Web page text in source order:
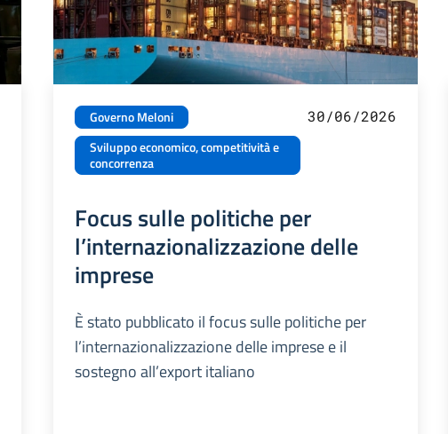
Governo Meloni
Sviluppo economico, competitività e
concorrenza
30/06/2026
Focus sulle politiche per
l’internazionalizzazione delle
imprese
È stato pubblicato il focus sulle politiche per
l’internazionalizzazione delle imprese e il
sostegno all’export italiano